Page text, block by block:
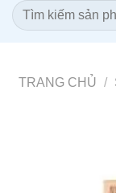
Tìm
kiếm:
TRANG CHỦ /